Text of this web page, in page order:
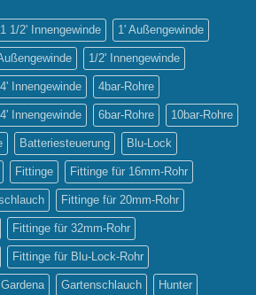
Sprinklerbewässerung
1 1/2' Innengewinde 1' Außengewinde
1/2' Innengewinde
Innengewinde 4bar-Rohre
Innengewinde 6bar-Rohre 10bar-Rohre
Batteriesteuerung Blu-Lock
Fittinge Fittinge für 16mm-Rohr
Fittinge für 20mm-Rohr
Fittinge für 32mm-Rohr
Fittinge für Blu-Lock-Rohr
Gardena Gartenschlauch Hunter